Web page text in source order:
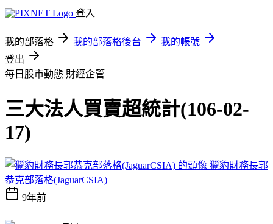
登入
我的部落格 我的部落格後台
我的帳號
登出
每日股市動態 財經企管
三大法人買賣超統計(106-02-
17)
獵豹財務長郭
恭克部落格(JaguarCSIA)
9年前